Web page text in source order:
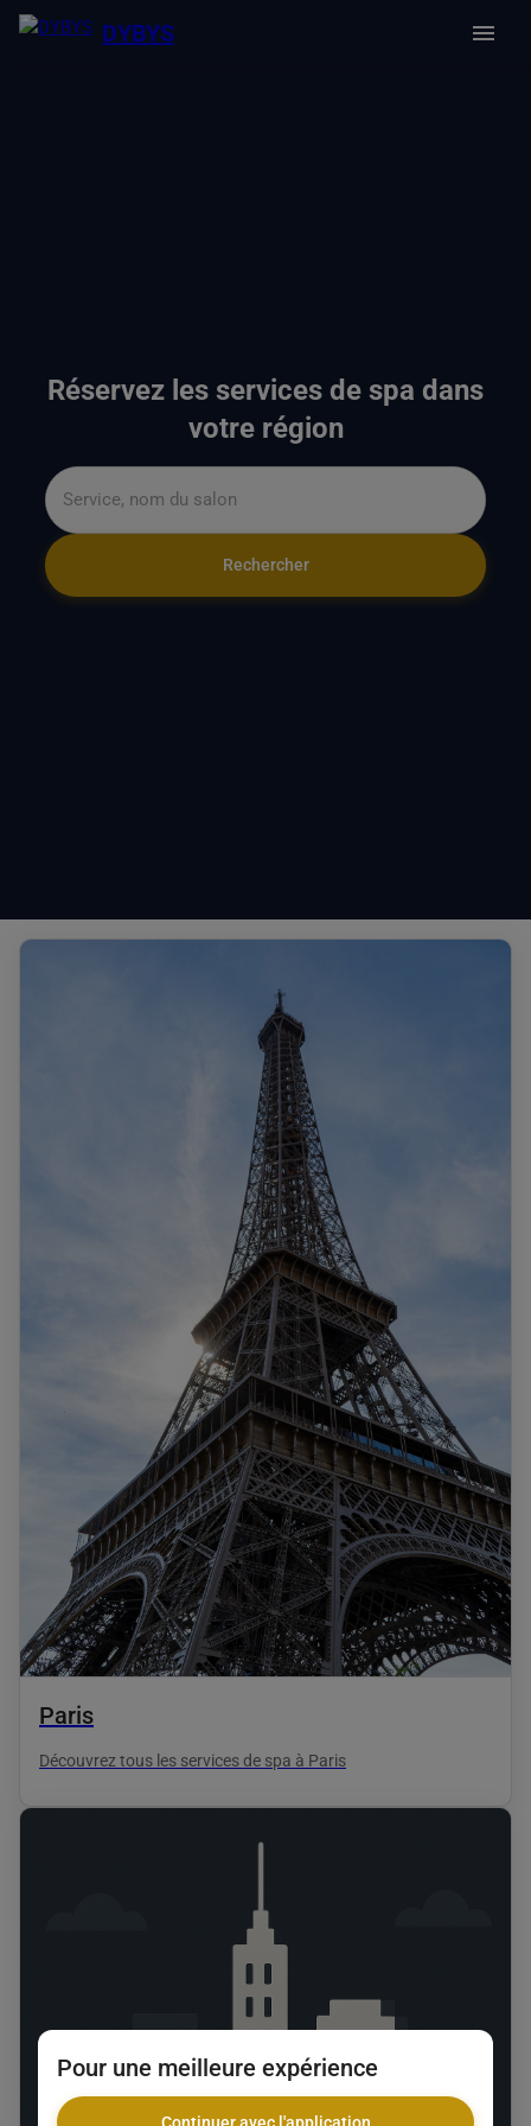
DYBYS
Réservez les services de spa dans
votre région
Rechercher
Paris
Découvrez tous les services de spa à Paris
Pour une meilleure expérience
Continuer avec l'application